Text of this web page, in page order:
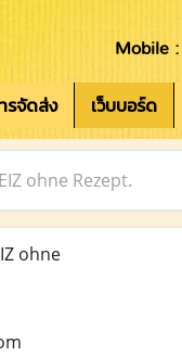
Mobile
รจัดส่ง เว็บบอร์ด
ohne Rezept.
ohne